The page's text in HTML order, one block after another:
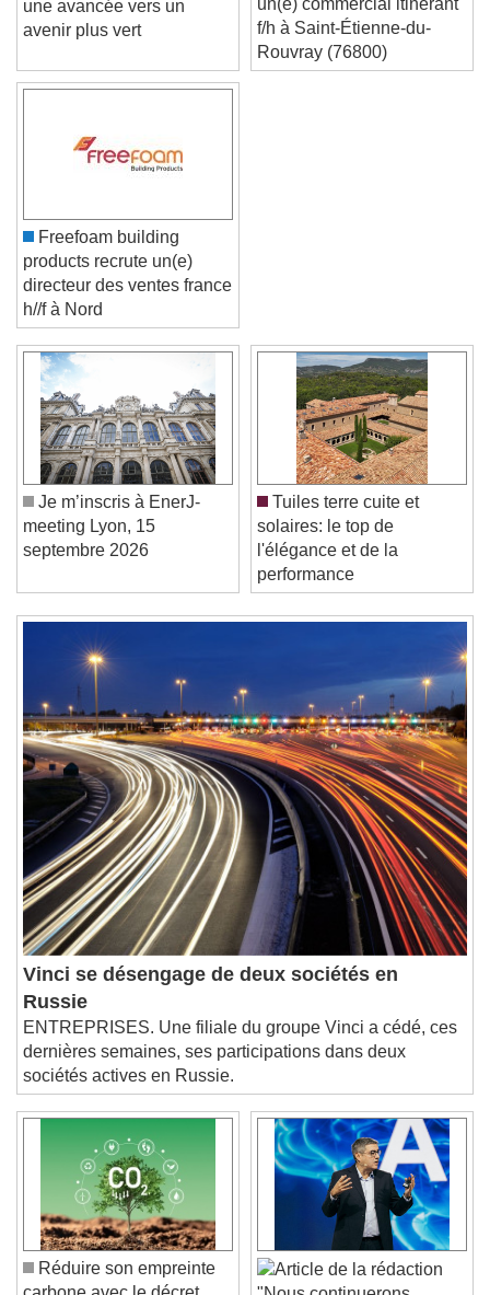
Video Player is loading.
Play Video
Play
Skip Backward
Skip Forward
Unmute
Current Time0:00
/
Duration-:-
Stream TypeLIVE
Seek to live, currently behind liveLIVE
Remaining Time
1x
Playback Rate
Chapters
Chapters
Descriptions
descriptions off , selected
Subtitles
subtitles settings, opens subtitles
settings dialog
subtitles off, selected
Audio Track
This is a modal window.
Beginning of dialog window. Escape will cancel
and close the window.
Text
Color
Text Background
Color Opacity
Caption Area Background
une avancée vers un
un(e) commercial itinérant
f/h à Saint-Étienne-du-
Rouvray (76800)
Freefoam building
products recrute un(e)
directeur des ventes france
h//f à Nord
Je m’inscris à EnerJ-
meeting Lyon, 15
Tuiles terre cuite et
solaires: le top de
l'élégance et de la
performance
Vinci se désengage de deux sociétés en
Russie
ENTREPRISES. Une filiale du groupe Vinci a cédé, ces
dernières semaines, ses participations dans deux
sociétés actives en Russie.
Réduire son empreinte